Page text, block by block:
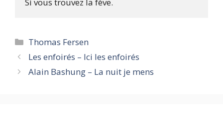
Categories
Thomas Fersen
Les enfoirés – Ici les enfoirés
Alain Bashung – La nuit je mens